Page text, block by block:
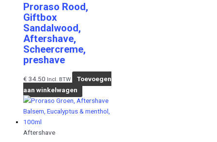
Proraso Rood,
Giftbox
Sandalwood,
Aftershave,
Scheercreme,
preshave
€ 34.50 Incl. BTW
Toevoegen
aan winkelwagen
Aftershave